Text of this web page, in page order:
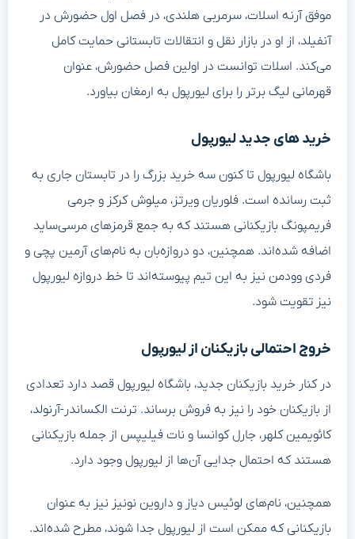
موفق آرنه اسلات، سرمربی هلندی، در فصل اول حضورش در
آنفیلد، از او در بازار نقل و انتقالات تابستانی حمایت کامل
می‌کند. اسلات توانست در اولین فصل حضورش، عنوان
قهرمانی لیگ برتر را برای لیورپول به ارمغان بیاورد.
خرید های جدید لیورپول
باشگاه لیورپول تا کنون سه خرید بزرگ را در تابستان جاری به
ثبت رسانده است. فلوریان ویرتز، میلوش کرکز و جرمی
فریمپونگ بازیکنانی هستند که به جمع قرمزهای مرسی‌ساید
اضافه شده‌اند. همچنین، دو دروازه‌بان به نام‌های آرمین پچی و
فردی وودمن نیز به این تیم پیوسته‌اند تا خط دروازه لیورپول
نیز تقویت شود.
خروج احتمالی بازیکنان از لیورپول
در کنار خرید بازیکنان جدید، باشگاه لیورپول قصد دارد تعدادی
از بازیکنان خود را نیز به فروش برساند. ترنت الکساندر-آرنولد،
کائویمین کلهر، جارل کوانسا و نات فیلیپس از جمله بازیکنانی
هستند که احتمال جدایی آن‌ها از لیورپول وجود دارد.
همچنین، نام‌های لوئیس دیاز و داروین نونیز نیز به عنوان
بازیکنانی که ممکن است از لیورپول جدا شوند، مطرح شده‌اند.